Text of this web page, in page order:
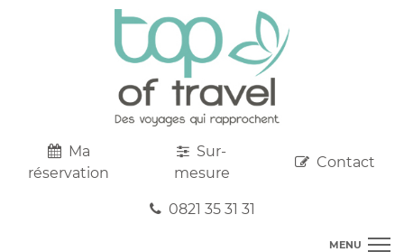
Ma
réservation
Sur-
mesure
Contact
0821 35 31 31
MENU